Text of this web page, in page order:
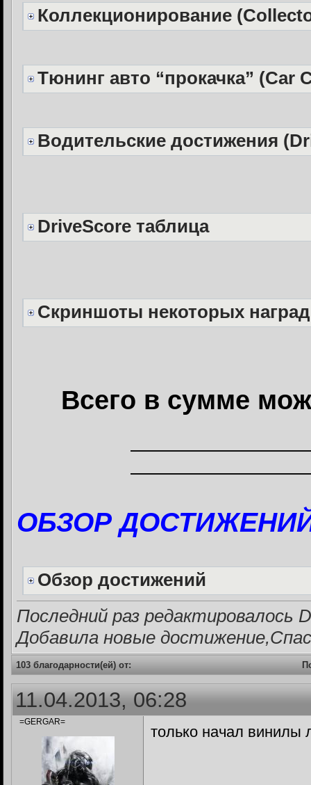
Коллекционирование
Тюнинг авто “прокачка” (Car
Водительские достижения
DriveScore таблица
Скриншоты некоторых наград
Всего в сумме
ОБЗОР
Обзор достижений
Последний раз редактировалось
Добавила новые
103 благодарности(ей) от:
11.04.2013, 06:28
=GERGAR=
только начал винилы